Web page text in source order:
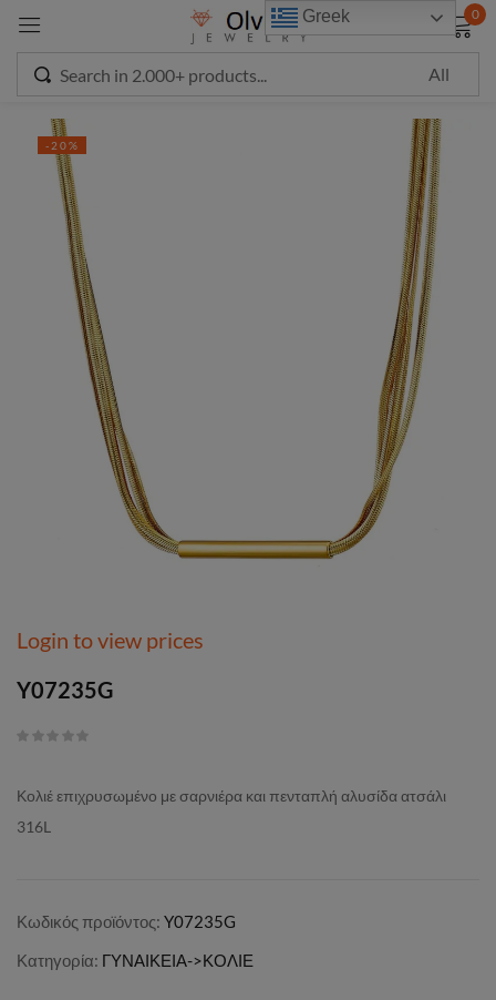
0
-20%
Login to view prices
Y07235G
Κολιέ επιχρυσωμένο με σαρνιέρα και πενταπλή αλυσίδα ατσάλι
316L
Κωδικός προϊόντος: Y07235G
Κατηγορία: ΓΥΝΑΙΚΕΙΑ->ΚΟΛΙΕ
Greek
Sign in
Remember me Lost password?
modal-check